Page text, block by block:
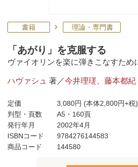
書籍 理論・専門書
「あがり」を克服する
ヴァイオリンを楽に弾きこなすため
ハヴァシュ 著／今井理瑳 藤本都紀
定価 3,080円 (本体2,800円+税)
判型・頁数
A5・160頁
発行年月
2002年4月
ISBNコード
9784276144583
商品コード
144580